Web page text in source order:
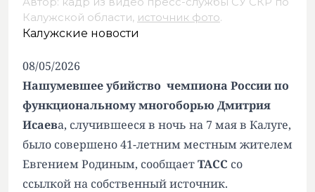
Калужской области, источник фото.
Калужские новости
08/05/2026
Нашумевшее убийство чемпиона России по
функциональному многоборью Дмитрия
Исаева, случившееся в ночь на 7 мая в Калуге,
было совершено 41-летним местным жителем
Евгением Родиным, сообщаетТАСС со
ссылкой на собственный источник.